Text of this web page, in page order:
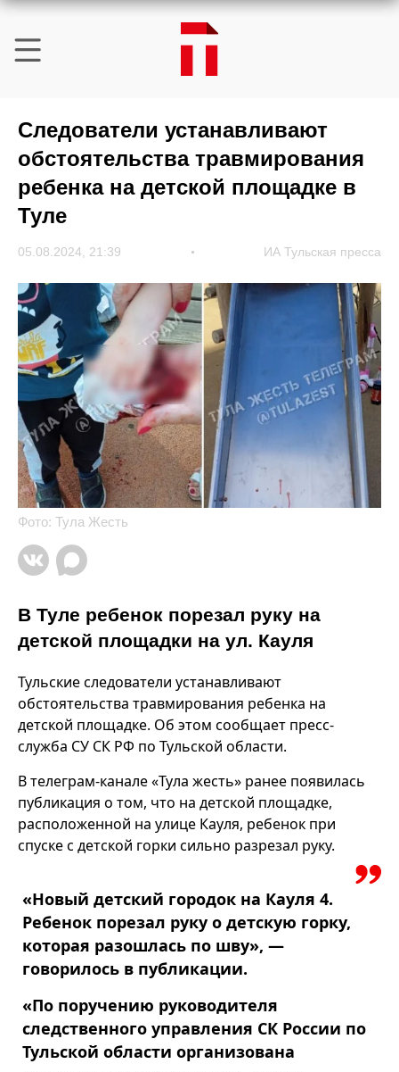
Следователи устанавливают
обстоятельства травмирования
ребенка на детской площадке в
Туле
05.08.2024, 21:39 ИА Тульская пресса
Фото: Тула Жесть
В Туле ребенок порезал руку на
детской площадки на ул. Кауля
Тульские следователи устанавливают
обстоятельства травмирования ребенка на
детской площадке. Об этом сообщает пресс-
служба СУ СК РФ по Тульской области.
В телеграм-канале «Тула жесть» ранее появилась
публикация о том, что на детской площадке,
расположенной на улице Кауля, ребенок при
спуске с детской горки сильно разрезал руку.
«Новый детский городок на Кауля 4.
Ребенок порезал руку о детскую горку,
которая разошлась по шву», —
говорилось в публикации.
«По поручению руководителя
следственного управления СК России по
Тульской области организована